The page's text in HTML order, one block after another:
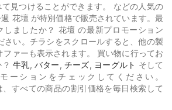
見つけることができます。 などの人気の
花壇 が特別価格で販売されています。最
しましたか？ 花壇 の最新プロモーション
さい。チラシをスクロールすると、他の製
ァーも表示されます。 買い物に行ってお
？牛乳 バター チーズ ヨーグルト そして
ーションをチェックしてください。
、すべての商品の割引価格を毎日検索して